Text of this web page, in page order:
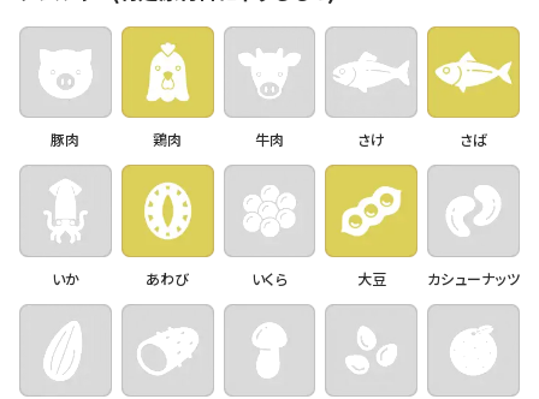
豚肉 鶏肉 牛肉 さけ さば
いか あわび いくら 大豆 カシューナッツ